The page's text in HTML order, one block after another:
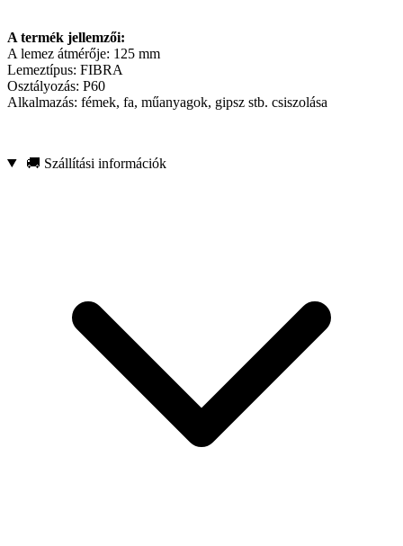
A termék jellemzői:
A lemez átmérője: 125 mm
Lemeztípus: FIBRA
Osztályozás: P60
Alkalmazás: fémek, fa, műanyagok, gipsz stb. csiszolása
🚚 Szállítási információk